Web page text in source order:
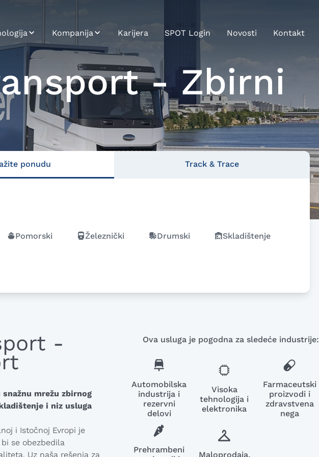
sistema
Carrier
i Analitika
aplikacija
Kompanija
Održivost
Profil kompanije
Istorijat
Misija, Vizija,
Vrednosti
Karijera SPOT Login Novosti Kontakt
- Zbirni
ponudu
Pomorski Železnički Drumski Skladištenje
Track & Trace
-
mrežu zbirnog
i niz usluga
i Istočnoj Evropi je
se obezbedila
Uz naša rešenja za
Ova usluga je pogodna za sledeće industrije:
Automobilska
industrija i
rezervni
delovi
Visoka
tehnologija i
elektronika
Farmaceutski
proizvodi i
zdravstvena
nega
Prehrambeni
Maloprodaja,